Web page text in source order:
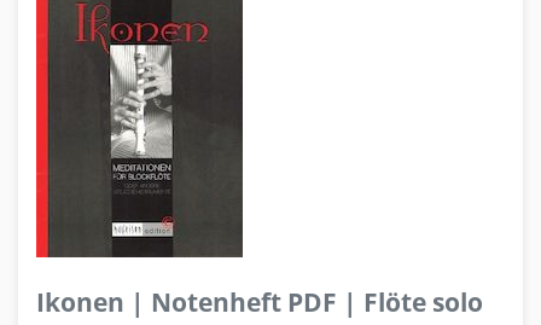
Ikonen | Notenheft PDF | Flöte solo